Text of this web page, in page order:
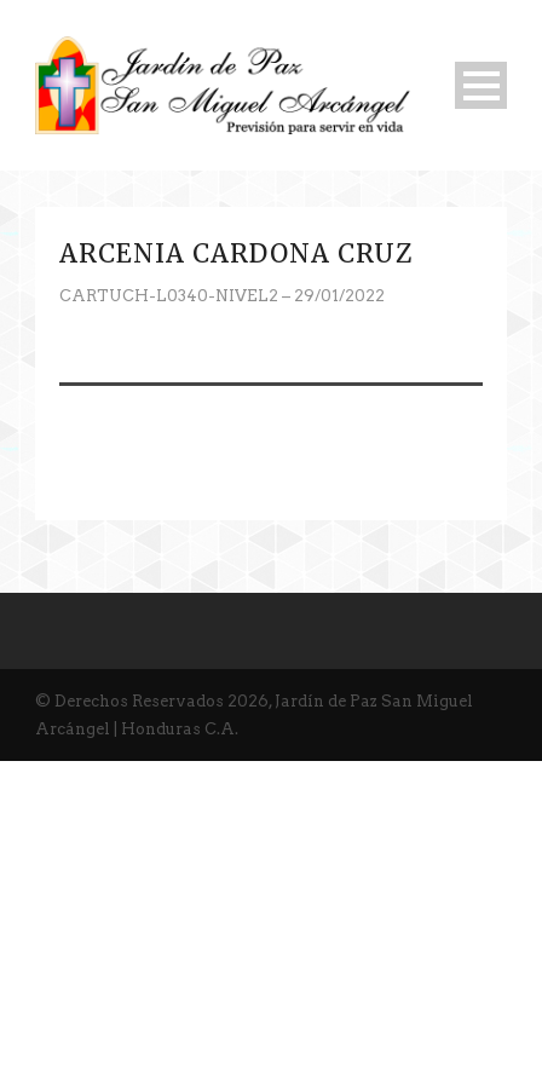
ARCENIA CARDONA CRUZ
CARTUCH-L0340-NIVEL2 – 29/01/2022
© Derechos Reservados 2026, Jardín de Paz San Miguel
Arcángel | Honduras C.A.